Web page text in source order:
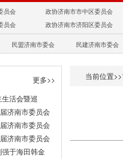
员会
政协济南市市中区委员会
员会
政协济南市济阳区委员会
民盟济南市委会 民建济南市委会
更多>>
活会暨巡
济南市委员会
济南市委员会
济南市委员会
于海田韩金
当前位置>>